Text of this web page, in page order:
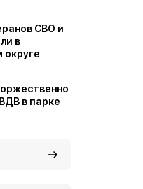
СВО и
в
округе
в парке